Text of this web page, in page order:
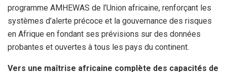
programme AMHEWAS de l’Union africaine, renforçant les
systèmes d’alerte précoce et la gouvernance des risques
en Afrique en fondant ses prévisions sur des données
probantes et ouvertes à tous les pays du continent.
Vers une maîtrise africaine complète des capacités de